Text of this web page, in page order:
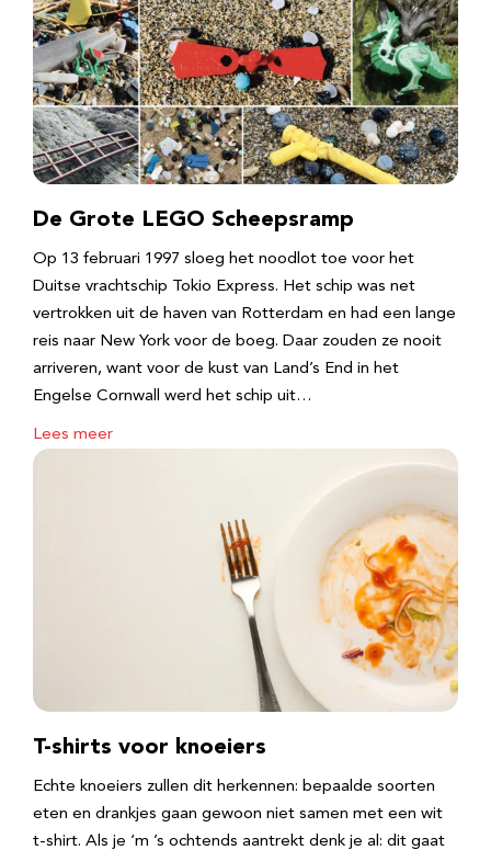
De Grote LEGO Scheepsramp
Op 13 februari 1997 sloeg het noodlot toe voor het
Duitse vrachtschip Tokio Express. Het schip was net
vertrokken uit de haven van Rotterdam en had een lange
reis naar New York voor de boeg. Daar zouden ze nooit
arriveren, want voor de kust van Land’s End in het
Engelse Cornwall werd het schip uit…
Lees meer
T-shirts voor knoeiers
Echte knoeiers zullen dit herkennen: bepaalde soorten
eten en drankjes gaan gewoon niet samen met een wit
t-shirt. Als je ‘m ’s ochtends aantrekt denk je al: dit gaat